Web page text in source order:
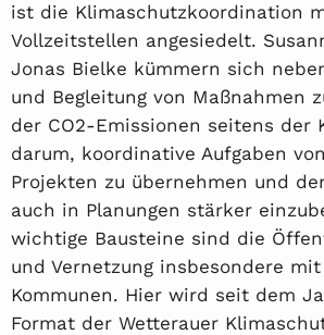
ist die Klimaschutzkoordination
Vollzeitstellen angesiedelt.
Jonas Bielke kümmern sich
und Begleitung von Maßnahmen
der CO2-Emissionen seitens der
darum, koordinative Aufgaben
Projekten zu übernehmen und
auch in Planungen stärker
wichtige Bausteine sind die
und Vernetzung insbesondere
Kommunen. Hier wird seit dem
Format der Wetterauer